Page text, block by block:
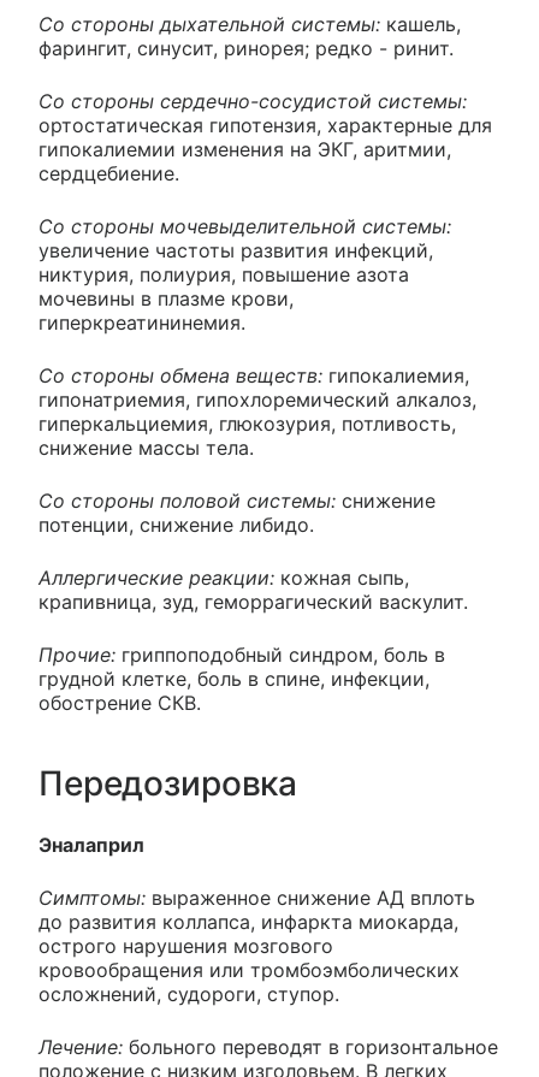
Со стороны дыхательной системы: кашель,
фарингит, синусит, ринорея; редко - ринит.
Со стороны сердечно-сосудистой системы:
ортостатическая гипотензия, характерные для
гипокалиемии изменения на ЭКГ, аритмии,
сердцебиение.
Со стороны мочевыделительной системы:
увеличение частоты развития инфекций,
никтурия, полиурия, повышение азота
мочевины в плазме крови,
гиперкреатининемия.
Со стороны обмена веществ: гипокалиемия,
гипонатриемия, гипохлоремический алкалоз,
гиперкальциемия, глюкозурия, потливость,
снижение массы тела.
Со стороны половой системы: снижение
потенции, снижение либидо.
Аллергические реакции: кожная сыпь,
крапивница, зуд, геморрагический васкулит.
Прочие: гриппоподобный синдром, боль в
грудной клетке, боль в спине, инфекции,
обострение СКВ.
Передозировка
Эналаприл
Симптомы: выраженное снижение АД вплоть
до развития коллапса, инфаркта миокарда,
острого нарушения мозгового
кровообращения или тромбоэмболических
осложнений, судороги, ступор.
Лечение: больного переводят в горизонтальное
положение с низким изголовьем. В легких